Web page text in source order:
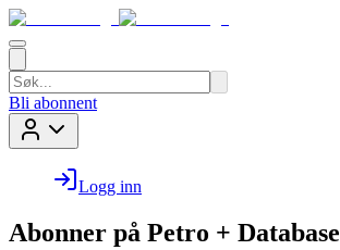
Bli abonnent
Logg inn
Abonner på Petro + Database